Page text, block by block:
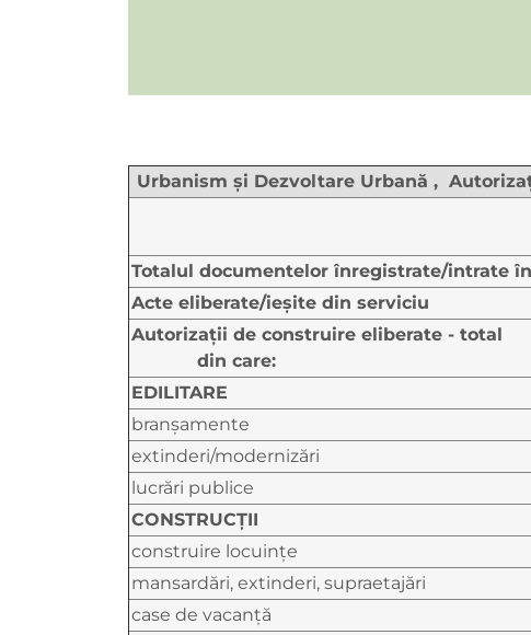
Urbanism şi Dezvoltare Urbană ,
Totalul documentelor înregistrate/
Acte eliberate/ieșite din serviciu
Autorizaţii de construire eliberate -
din care:
EDILITARE
branşamente
extinderi/modernizări
lucrări publice
CONSTRUCŢII
construire locuinţe
mansardări, extinderi, supraetajări
case de vacanţă